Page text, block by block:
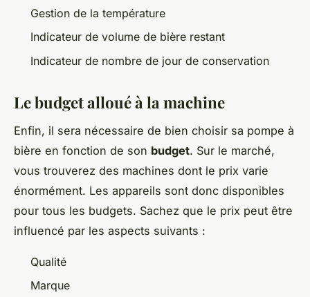
Gestion de la température
Indicateur de volume de bière restant
Indicateur de nombre de jour de conservation
Le budget alloué à la machine
Enfin, il sera nécessaire de bien choisir sa pompe à
bière en fonction de son budget. Sur le marché,
vous trouverez des machines dont le prix varie
énormément. Les appareils sont donc disponibles
pour tous les budgets. Sachez que le prix peut être
influencé par les aspects suivants :
Qualité
Marque